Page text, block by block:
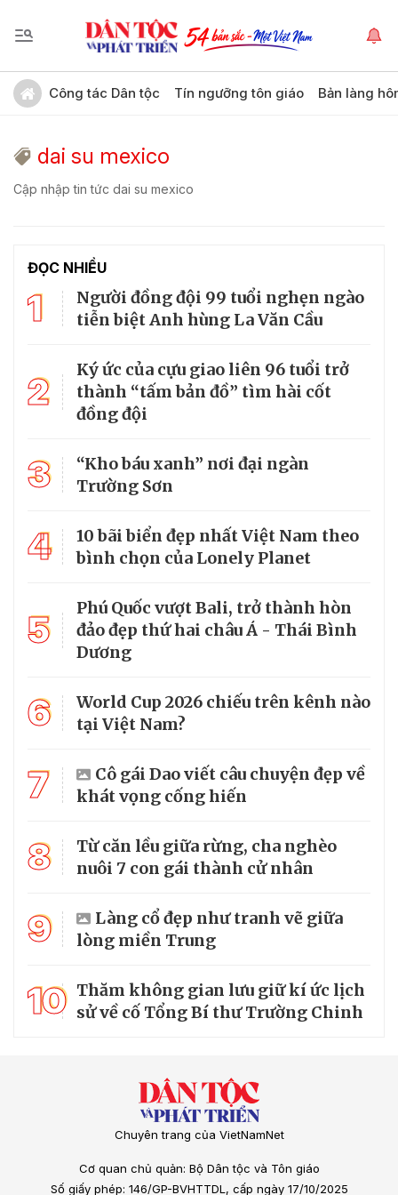
Công tác Dân tộc Tín ngưỡng tôn giáo Bản làng
dai su mexico
Cập nhập tin tức dai su mexico
ĐỌC NHIỀU
1
Người đồng đội 99 tuổi nghẹn ngào
tiễn biệt Anh hùng La Văn Cầu
2
Ký ức của cựu giao liên 96 tuổi trở
thành “tấm bản đồ” tìm hài cốt
đồng đội
3
“Kho báu xanh” nơi đại ngàn
Trường Sơn
4
10 bãi biển đẹp nhất Việt Nam theo
bình chọn của Lonely Planet
5
Phú Quốc vượt Bali, trở thành hòn
đảo đẹp thứ hai châu Á - Thái Bình
Dương
6
World Cup 2026 chiếu trên kênh nào
tại Việt Nam?
7
Cô gái Dao viết câu chuyện đẹp về
khát vọng cống hiến
8
Từ căn lều giữa rừng, cha nghèo
nuôi 7 con gái thành cử nhân
9
Làng cổ đẹp như tranh vẽ giữa
lòng miền Trung
10 Thăm không gian lưu giữ kí ức lịch
sử về cố Tổng Bí thư Trường Chinh
Chuyên trang của VietNamNet
Cơ quan chủ quản: Bộ Dân tộc và Tôn giáo
Số giấy phép: 146/GP-BVHTTDL, cấp ngày 17/10/2025